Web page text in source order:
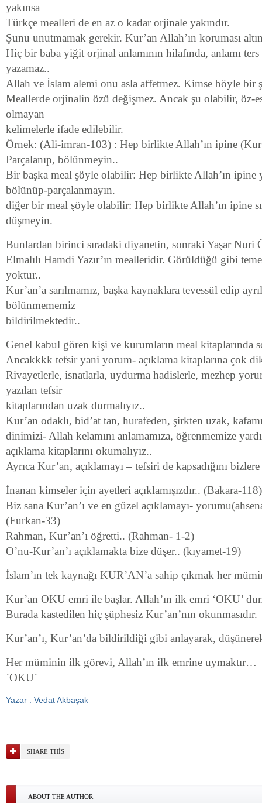
yakınsa
Türkçe mealleri de en az o kadar orjinale yakındır.
Şunu unutmamak gerekir. Kur’an Allah’ın koruması
Hiç bir baba yiğit orjinal anlamının hilafında, anlamı
yazamaz..
Allah ve İslam alemi onu asla affetmez. Kimse böyle bir
Meallerde orjinalin özü değişmez. Ancak şu olabilir, öz-
olmayan
kelimelerle ifade edilebilir.
Örnek: (Ali-imran-103) : Hep birlikte Allah’ın ipine
Parçalanıp, bölünmeyin..
Bir başka meal şöyle olabilir: Hep birlikte Allah’ın ipine
bölünüp-parçalanmayın.
diğer bir meal şöyle olabilir: Hep birlikte Allah’ın ipine
düşmeyin.
Bunlardan birinci sıradaki diyanetin, sonraki Yaşar Nuri
Elmalılı Hamdi Yazır’ın mealleridir. Görüldüğü gibi
yoktur..
Kur’an’a sarılmamız, başka kaynaklara tevessül edip
bölünmememiz
bildirilmektedir..
Genel kabul gören kişi ve kurumların meal kitaplarında
Ancakkkk tefsir yani yorum- açıklama kitaplarına çok
Rivayetlerle, isnatlarla, uydurma hadislerle, mezhep
yazılan tefsir
kitaplarından uzak durmalıyız..
Kur’an odaklı, bid’at tan, hurafeden, şirkten uzak,
dinimizi- Allah kelamını anlamamıza, öğrenmemize
açıklama kitaplarını okumalıyız..
Ayrıca Kur’an, açıklamayı – tefsiri de kapsadığını
İnanan kimseler için ayetleri açıklamışızdır.. (Bakara-118)
Biz sana Kur’an’ı ve en güzel açıklamayı-
(Furkan-33)
Rahman, Kur’an’ı öğretti.. (Rahman- 1-2)
O’nu-Kur’an’ı açıklamakta bize düşer.. (kıyamet-19)
İslam’ın tek kaynağı KUR’AN’a sahip çıkmak her
Kur’an OKU emri ile başlar. Allah’ın ilk emri ‘OKU’
Burada kastedilen hiç şüphesiz Kur’an’nın okunmasıdır.
Kur’an’ı, Kur’an’da bildirildiği gibi anlayarak,
Her müminin ilk görevi, Allah’ın ilk emrine uymaktır…
`OKU`
Yazar : Vedat Akbaşak
SHARE THIS
ABOUT THE AUTHOR